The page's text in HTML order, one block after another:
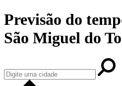
Previsão do
São Miguel do